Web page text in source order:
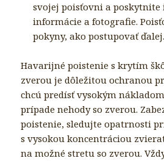
svojej poisťovni a poskytnite
informácie a fotografie.
pokyny, ako postupovať ďalej.
Havarijné poistenie s krytím
zverou je dôležitou ochranou
chcú predísť vysokým
prípade nehody so zverou.
poistenie, sledujte opatrnosti
s vysokou koncentráciou
na možné stretu so zverou.